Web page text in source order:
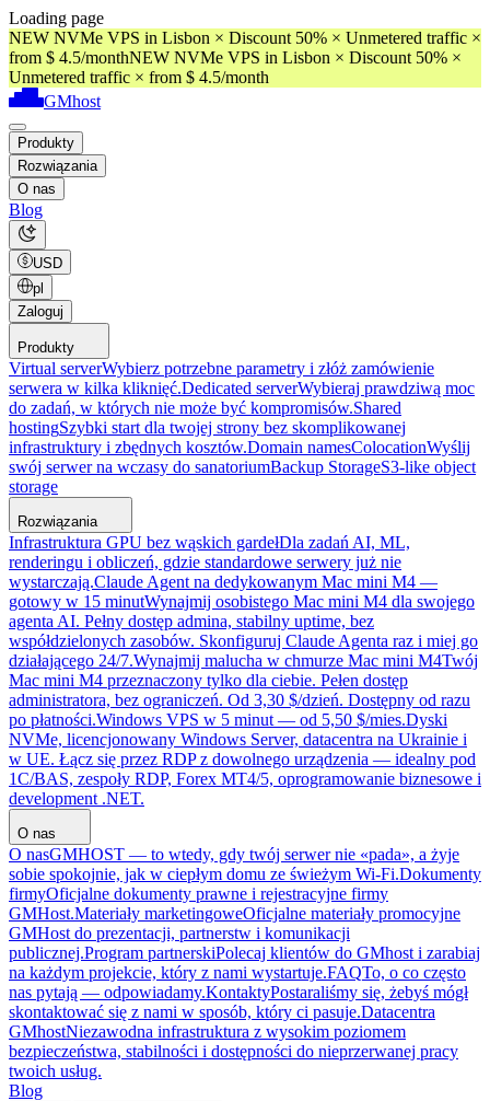
Loading page
NEW NVMe VPS in Lisbon × Discount 50% × Unmetered traffic ×
from $ 4.5/monthNEW NVMe VPS in Lisbon × Discount 50% ×
Unmetered traffic × from $ 4.5/month
GMhost
Produkty
Rozwiązania
O nas
Blog
USD
pl
Zaloguj
Produkty
Virtual serverWybierz potrzebne parametry i złóż zamówienie
serwera w kilka kliknięć.Dedicated serverWybieraj prawdziwą moc
do zadań, w których nie może być kompromisów.Shared
hostingSzybki start dla twojej strony bez skomplikowanej
infrastruktury i zbędnych kosztów.Domain namesColocationWyślij
swój serwer na wczasy do sanatoriumBackup StorageS3-like object
storage
Rozwiązania
Infrastruktura GPU bez wąskich gardełDla zadań AI, ML,
renderingu i obliczeń, gdzie standardowe serwery już nie
wystarczają.Claude Agent na dedykowanym Mac mini M4 —
gotowy w 15 minutWynajmij osobistego Mac mini M4 dla swojego
agenta AI. Pełny dostęp admina, stabilny uptime, bez
współdzielonych zasobów. Skonfiguruj Claude Agenta raz i miej go
działającego 24/7.Wynajmij malucha w chmurze Mac mini M4Twój
Mac mini M4 przeznaczony tylko dla ciebie. Pełen dostęp
administratora, bez ograniczeń. Od 3,30 $/dzień. Dostępny od razu
po płatności.Windows VPS w 5 minut — od 5,50 $/mies.Dyski
NVMe, licencjonowany Windows Server, datacentra na Ukrainie i
w UE. Łącz się przez RDP z dowolnego urządzenia — idealny pod
1C/BAS, zespoły RDP, Forex MT4/5, oprogramowanie biznesowe i
development .NET.
O nas
O nasGMHOST — to wtedy, gdy twój serwer nie «pada», a żyje
sobie spokojnie, jak w ciepłym domu ze świeżym Wi-Fi.Dokumenty
firmyOficjalne dokumenty prawne i rejestracyjne firmy
GMHost.Materiały marketingoweOficjalne materiały promocyjne
GMHost do prezentacji, partnerstw i komunikacji
publicznej.Program partnerskiPolecaj klientów do GMhost i zarabiaj
na każdym projekcie, który z nami wystartuje.FAQTo, o co często
nas pytają — odpowiadamy.KontaktyPostaraliśmy się, żebyś mógł
skontaktować się z nami w sposób, który ci pasuje.Datacentra
GMhostNiezawodna infrastruktura z wysokim poziomem
bezpieczeństwa, stabilności i dostępności do nieprzerwanej pracy
twoich usług.
Blog